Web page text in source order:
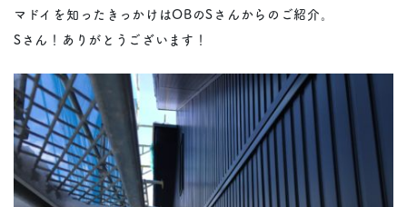
マドイを知ったきっかけはOBのSさんからのご紹介。
Sさん！ありがとうございます！